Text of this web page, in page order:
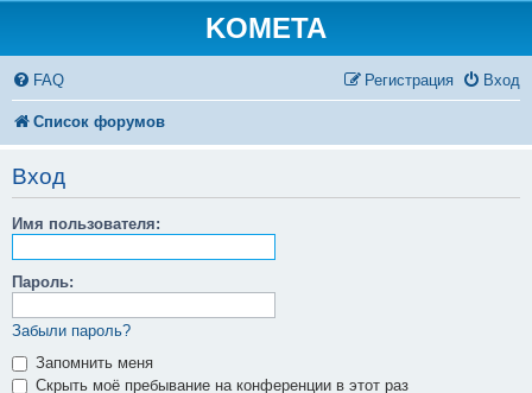
KOMETA
FAQ Вход
Регистрация
Список форумов
Вход
Имя пользователя:
Пароль:
Забыли пароль?
Запомнить меня
Скрыть моё пребывание на конференции в этот раз